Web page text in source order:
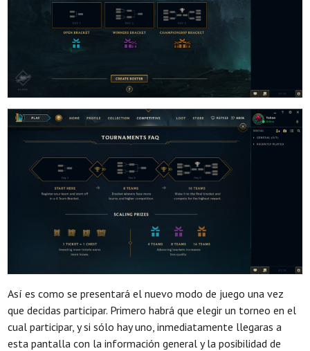
Así es como se presentará el nuevo modo de juego una vez
que decidas participar. Primero habrá que elegir un torneo en el
cual participar, y si sólo hay uno, inmediatamente llegaras a
esta pantalla con la información general y la posibilidad de